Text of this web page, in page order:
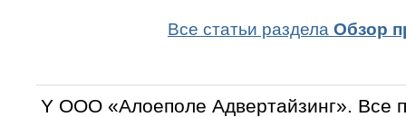
Все статьи раздела Обзор
Y OOO «Алоеполе Адвертайзинг».